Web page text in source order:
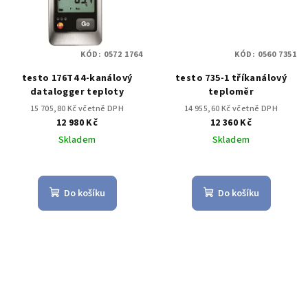
testo 176T4 4-kanálový
datalogger teploty
15 705,80 Kč včetně DPH
12 980 Kč
Skladem
Do košíku
KÓD: 0572 1764
testo 735-1 tříkanálový
teploměr
14 955,60 Kč včetně DPH
12 360 Kč
Skladem
Do košíku
KÓD: 0560 7351